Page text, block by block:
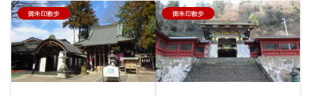
して来ました💦💦ここでは日
本一の巨木と平等寺の薬師堂
を見学します待ち遠しかった
GWの遠征もあ...
ット焦りも古刹を...
御朱印散歩 御朱印散歩